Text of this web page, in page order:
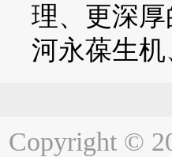
理、更深
河永葆生
Copyright ©